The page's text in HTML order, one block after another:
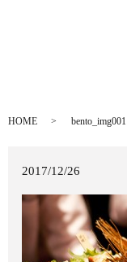
HOME bento_img001
2017/12/26